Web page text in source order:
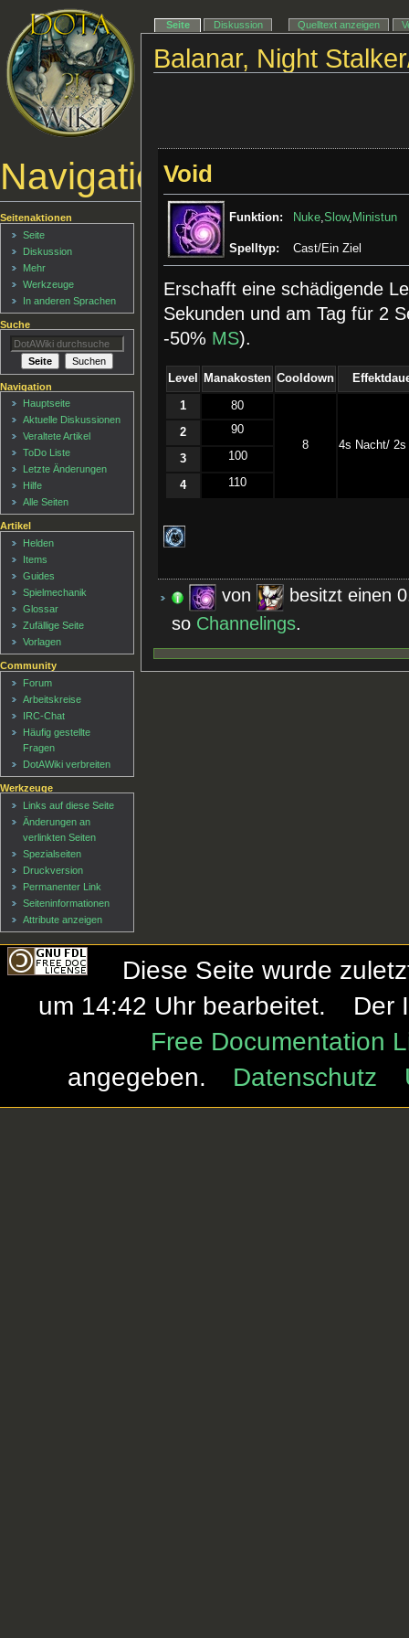
Balanar, Night
Void
Funktion: Nuke,Slow, Ministun
Spelltyp: Cast/Ein Ziel
Erschafft eine schädigende
Sekunden und am Tag für 2
-50% MS).
Level Manakosten Cooldown
1 80
8 4s Nacht/ 2s
2 90
3 100
4 110
von
besitzt einen
so Channelings.
Navigationsmenü
Seite Diskussion Quelltext anzeigen
Seitenaktionen
Seite
Diskussion
Mehr
Werkzeuge
In anderen Sprachen
Suche
Navigation
Hauptseite
Aktuelle Diskussionen
Veraltete Artikel
ToDo Liste
Letzte Änderungen
Hilfe
Alle Seiten
Artikel
Helden
Items
Guides
Spielmechanik
Glossar
Zufällige Seite
Vorlagen
Community
Forum
Arbeitskreise
IRC-Chat
Häufig gestellte
Fragen
DotAWiki verbreiten
Werkzeuge
Links auf diese Seite
Änderungen an
verlinkten Seiten
Spezialseiten
Druckversion
Permanenter Link
Seiten­informationen
Attribute anzeigen
Diese Seite wurde
um 14:42 Uhr bearbeitet.
Der
Free Documentation
angegeben.
Datenschutz